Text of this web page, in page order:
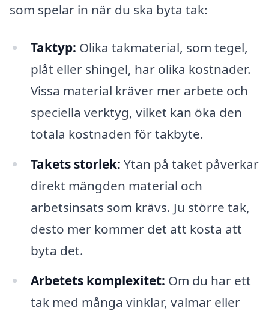
som spelar in när du ska byta tak:
Taktyp: Olika takmaterial, som tegel,
plåt eller shingel, har olika kostnader.
Vissa material kräver mer arbete och
speciella verktyg, vilket kan öka den
totala kostnaden för takbyte.
Takets storlek: Ytan på taket påverkar
direkt mängden material och
arbetsinsats som krävs. Ju större tak,
desto mer kommer det att kosta att
byta det.
Arbetets komplexitet: Om du har ett
tak med många vinklar, valmar eller